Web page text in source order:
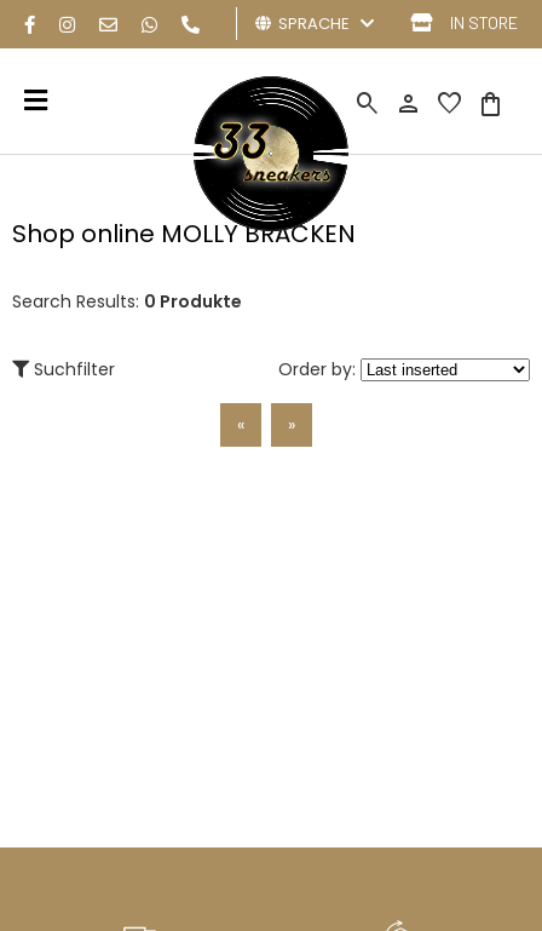
SPRACHE IN STORE
search person favorite shopping_bag
Shop online MOLLY BRACKEN
Search Results: 0 Produkte
Suchfilter Order by:
« »